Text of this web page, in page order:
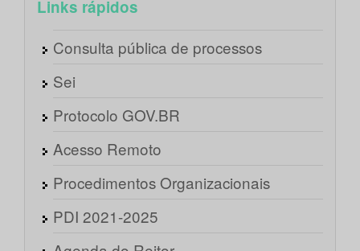
Links rápidos
Consulta pública de processos
Sei
Protocolo GOV.BR
Acesso Remoto
Procedimentos Organizacionais
PDI 2021-2025